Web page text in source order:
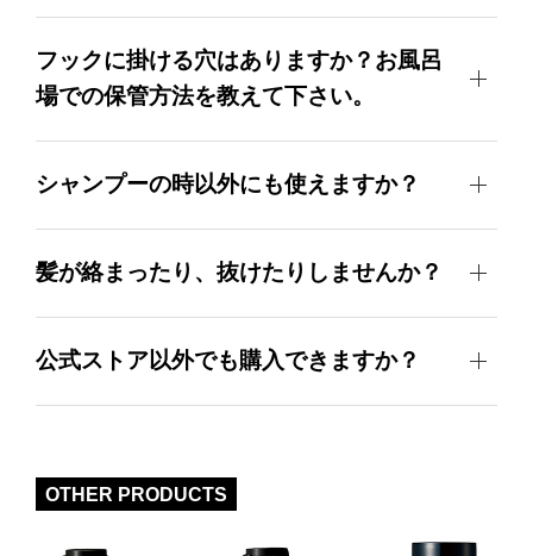
フックに掛ける穴はありますか？お風呂
場での保管方法を教えて下さい。
シャンプーの時以外にも使えますか？
髪が絡まったり、抜けたりしませんか？
公式ストア以外でも購入できますか？
OTHER PRODUCTS